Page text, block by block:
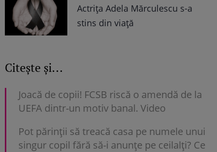
Actrița Adela Mărculescu s-a
stins din viață
Citește și...
Joacă de copii! FCSB riscă o amendă de la
UEFA dintr-un motiv banal. Video
Pot părinții să treacă casa pe numele unui
singur copil fără să-i anunțe pe ceilalți? Ce